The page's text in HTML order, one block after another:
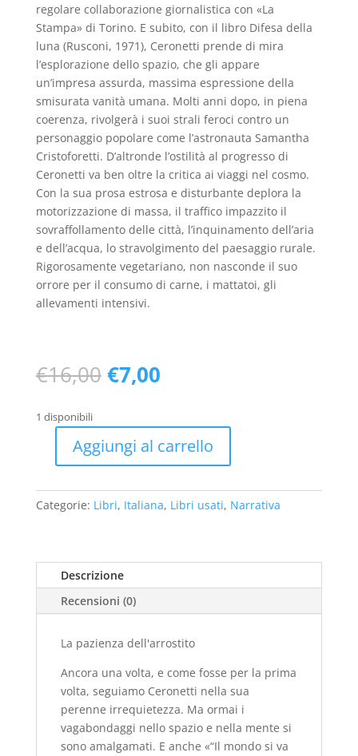
regolare collaborazione giornalistica con «La
Stampa» di Torino. E subito, con il libro Difesa della
luna (Rusconi, 1971), Ceronetti prende di mira
l’esplorazione dello spazio, che gli appare
un’impresa assurda, massima espressione della
smisurata vanità umana. Molti anni dopo, in piena
coerenza, rivolgerà i suoi strali feroci contro un
personaggio popolare come l’astronauta Samantha
Cristoforetti. D’altronde l’ostilità al progresso di
Ceronetti va ben oltre la critica ai viaggi nel cosmo.
Con la sua prosa estrosa e disturbante deplora la
motorizzazione di massa, il traffico impazzito il
sovraffollamento delle città, l’inquinamento dell’aria
e dell’acqua, lo stravolgimento del paesaggio rurale.
Rigorosamente vegetariano, non nasconde il suo
orrore per il consumo di carne, i mattatoi, gli
allevamenti intensivi.
€16,00 Il
prezzo
era:
€16,00.
€7,00Il
è:
€7,00.
1 disponibili
dell'arrostito
-
Aggiungi al carrello
Categorie: Libri, Italiana, Libri usati, Narrativa
Descrizione
Recensioni (0)
La pazienza dell'arrostito
Ancora una volta, e come fosse per la prima
volta, seguiamo Ceronetti nella sua
perenne irrequietezza. Ma ormai i
vagabondaggi nello spazio e nella mente si
sono amalgamati. E anche «“Il mondo si va